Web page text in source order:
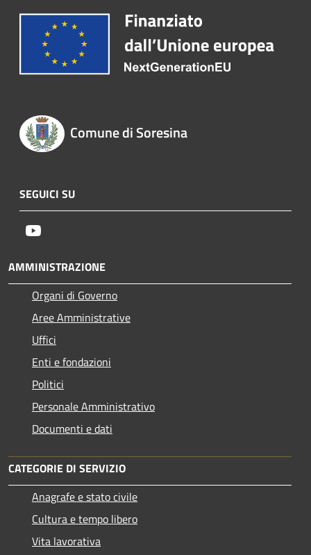
Comune di Soresina
SEGUICI SU
AMMINISTRAZIONE
Organi di Governo
Aree Amministrative
Uffici
Enti e fondazioni
Politici
Personale Amministrativo
Documenti e dati
CATEGORIE DI SERVIZIO
Anagrafe e stato civile
Cultura e tempo libero
Vita lavorativa